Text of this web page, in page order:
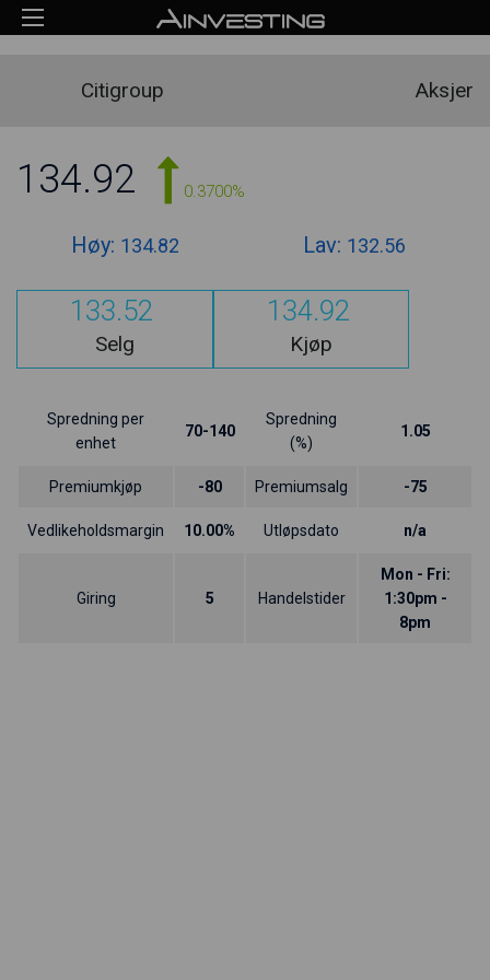
Citigroup Aksjer
134.92 0.3700%
Høy: 134.82 Lav: 132.56
133.52
Selg
134.92
Kjøp
Spredning per
enhet
70-140
Spredning
(%)
1.05
Premiumkjøp -80 Premiumsalg -75
Vedlikeholdsmargin 10.00% Utløpsdato n/a
Giring 5 Handelstider
Mon - Fri:
1:30pm -
8pm